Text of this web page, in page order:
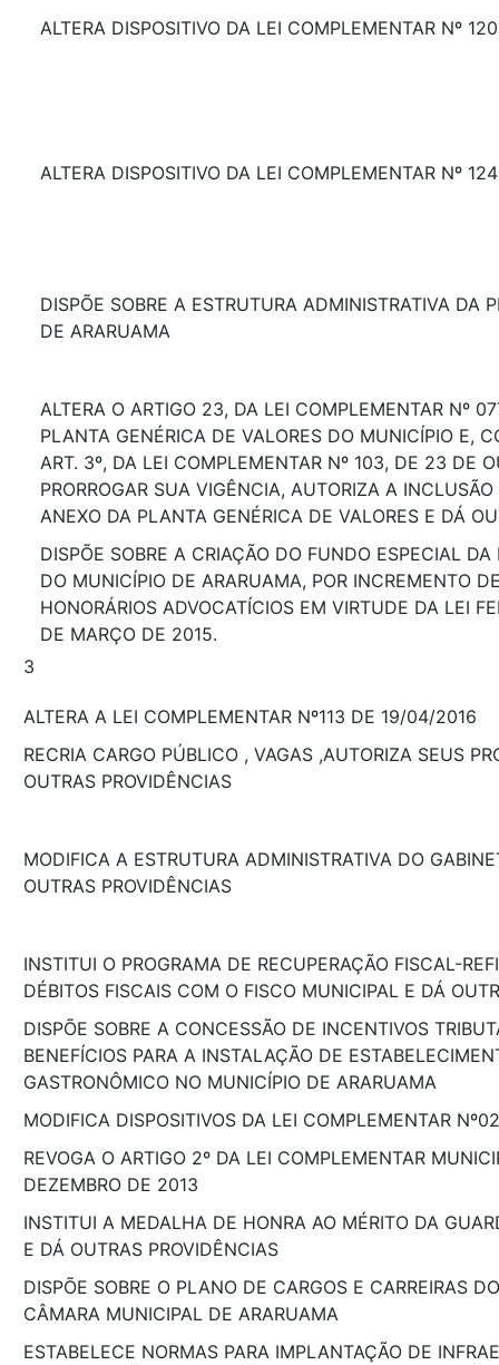
ALTERA DISPOSITIVO DA LEI COMPLEMENTAR Nº
ALTERA DISPOSITIVO DA LEI COMPLEMENTAR Nº
DISPÕE SOBRE A ESTRUTURA ADMINISTRATIVA DA
DE ARARUAMA
ALTERA O ARTIGO 23, DA LEI COMPLEMENTAR Nº
PLANTA GENÉRICA DE VALORES DO MUNICÍPIO E,
ART. 3º, DA LEI COMPLEMENTAR Nº 103, DE 23 DE
PRORROGAR SUA VIGÊNCIA, AUTORIZA A
ANEXO DA PLANTA GENÉRICA DE VALORES E DÁ
DISPÕE SOBRE A CRIAÇÃO DO FUNDO ESPECIAL DA
DO MUNICÍPIO DE ARARUAMA, POR INCREMENTO
HONORÁRIOS ADVOCATÍCIOS EM VIRTUDE DA LEI
DE MARÇO DE 2015.
3
ALTERA A LEI COMPLEMENTAR Nº113 DE 19/04/2016
RECRIA CARGO PÚBLICO , VAGAS ,AUTORIZA SEUS
OUTRAS PROVIDÊNCIAS
MODIFICA A ESTRUTURA ADMINISTRATIVA DO
OUTRAS PROVIDÊNCIAS
INSTITUI O PROGRAMA DE RECUPERAÇÃO FISCAL-
DÉBITOS FISCAIS COM O FISCO MUNICIPAL E DÁ
DISPÕE SOBRE A CONCESSÃO DE INCENTIVOS
BENEFÍCIOS PARA A INSTALAÇÃO DE
GASTRONÔMICO NO MUNICÍPIO DE ARARUAMA
MODIFICA DISPOSITIVOS DA LEI COMPLEMENTAR
REVOGA O ARTIGO 2º DA LEI COMPLEMENTAR
DEZEMBRO DE 2013
INSTITUI A MEDALHA DE HONRA AO MÉRITO DA
E DÁ OUTRAS PROVIDÊNCIAS
DISPÕE SOBRE O PLANO DE CARGOS E CARREIRAS
CÂMARA MUNICIPAL DE ARARUAMA
ESTABELECE NORMAS PARA IMPLANTAÇÃO DE